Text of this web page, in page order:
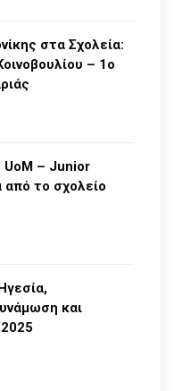
στα Σχολεία:
– 1ο
UoM – Junior
από το σχολείο
και